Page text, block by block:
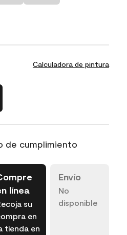
Calculadora de pintura
de cumplimiento
línea
su
en
tienda en
Envío
No
disponible